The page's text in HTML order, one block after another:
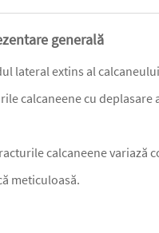
generală
lateral extins al
calcaneene cu
calcaneene variază
meticuloasă.